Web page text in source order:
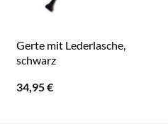
Gerte mit Lederlasche,
schwarz
34,95€